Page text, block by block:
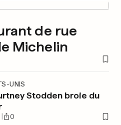
de rue
Michelin
UNIS
Stodden broie du
0